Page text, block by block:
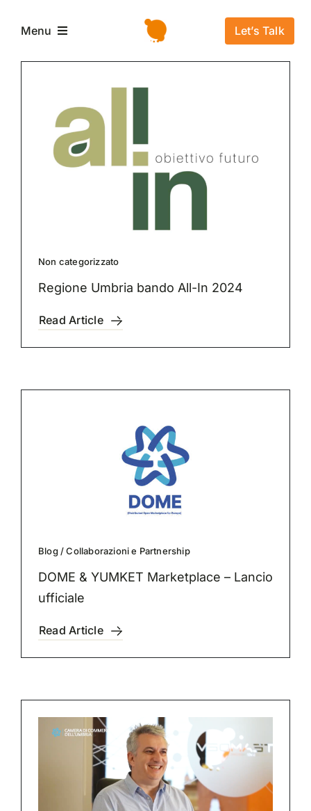
Menu
L’azienda
Storie di successo
Let’s Talk
Non categorizzato
Regione Umbria bando All-In 2024
Read Article
Blog/Collaborazioni e Partnership
DOME & YUMKET Marketplace – Lancio
ufficiale
Read Article